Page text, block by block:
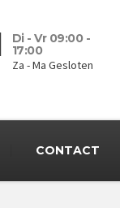
Di - Vr 09:00 -
17:00
Za - Ma Gesloten
CONTACT